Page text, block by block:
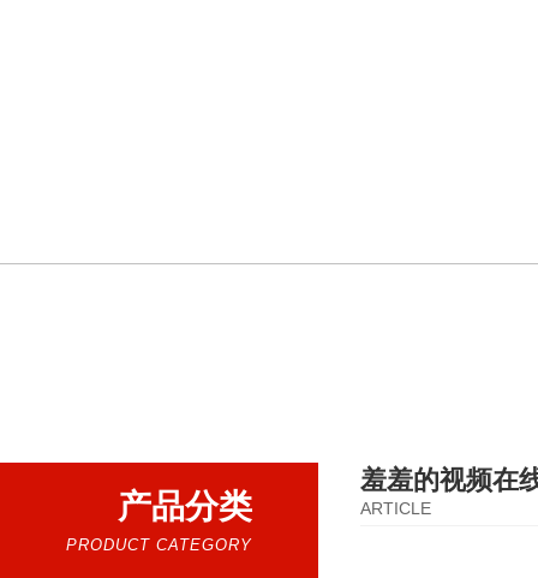
产品分类
PRODUCT CATEGORY
羞羞的视频在
ARTICLE